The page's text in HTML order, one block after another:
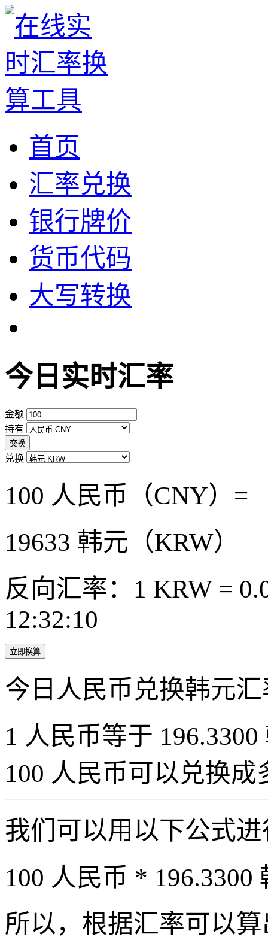
首页
汇率兑换
银行牌价
货币代码
大写转换
今日实时汇率
金额
持有
交换
兑换
100 人民币（CNY）=
19633 韩元（KRW）
反向汇率：1 KRW =
12:32:10
立即换算
今日人民币兑换韩元
1 人民币等于
100 人民币可以兑换成
我们可以用以下公式
100 人民币 * 196.3300
所以，根据汇率可以